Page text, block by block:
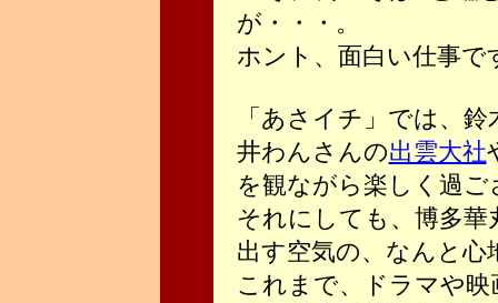
が・・・。
ホント、面白い仕事で
「あさイチ」では、
井わんさんの出雲大社
を観ながら楽しく過
それにしても、博多
出す空気の、なんと心
これまで、ドラマや